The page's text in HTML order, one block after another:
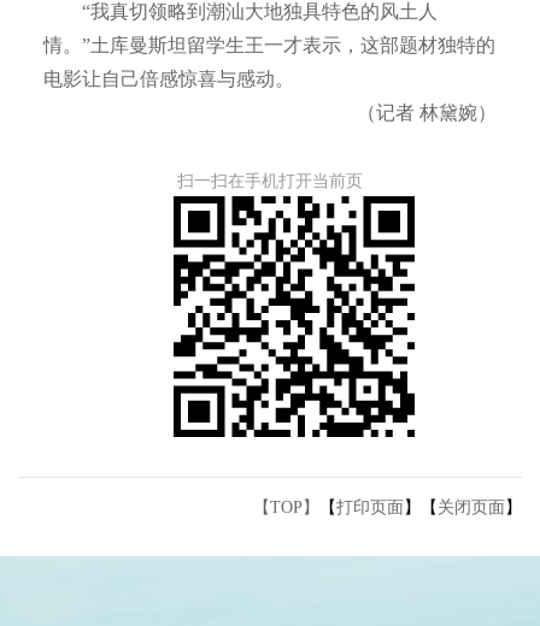
“我真切领略到潮汕大地独具特色的风土人
情。”土库曼斯坦留学生王一才表示，这部题材独特的
电影让自己倍感惊喜与感动。
（记者 林黛婉）
扫一扫在手机打开当前页
【TOP】 【打印页面 】【 关闭页面 】